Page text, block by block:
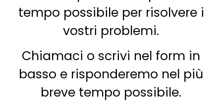
tempo possibile per risolvere i
vostri problemi.
Chiamaci o scrivi nel form in
basso e risponderemo nel più
breve tempo possibile.